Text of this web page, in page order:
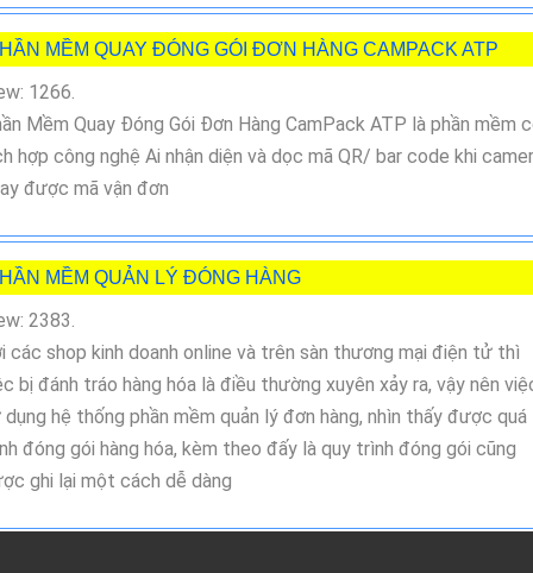
MỀM QUAY ĐÓNG GÓI ĐƠN HÀNG CAMPACK ATP
1266.
Mềm Quay Đóng Gói Đơn Hàng CamPack ATP là phần mềm
hợp công nghệ Ai nhận diện và dọc mã QR/ bar code khi
được mã vận đơn
MỀM QUẢN LÝ ĐÓNG HÀNG
2383.
các shop kinh doanh online và trên sàn thương mại điện tử thì
bị đánh tráo hàng hóa là điều thường xuyên xảy ra, vậy nên
dụng hệ thống phần mềm quản lý đơn hàng, nhìn thấy được quá
đóng gói hàng hóa, kèm theo đấy là quy trình đóng gói cũng
ghi lại một cách dễ dàng